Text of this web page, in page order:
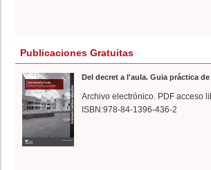
Publicaciones Gratuitas
Del decret a l'aula. Guia práctica
Archivo electrónico. PDF acceso
ISBN:978-84-1396-436-2